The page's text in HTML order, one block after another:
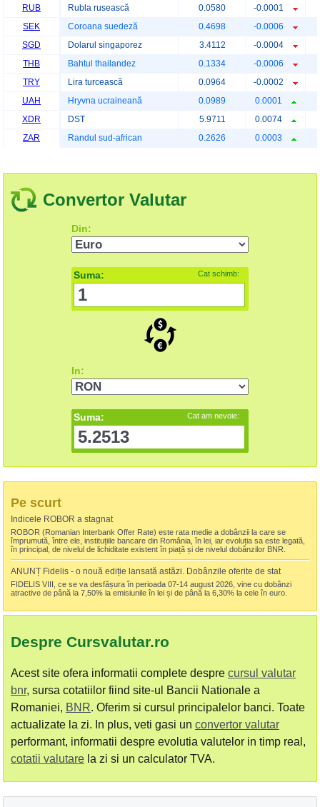
RUB
Rubla rusească 0.0580 -0.0001
SEK
Coroana suedeză 0.4698 -0.0006
SGD
Dolarul singaporez 3.4112 -0.0004
THB
Bahtul thailandez 0.1334 -0.0006
TRY
Lira turcească 0.0964 -0.0002
UAH
Hryvna ucraineană 0.0989 0.0001
XDR
DST 5.9711 0.0074
ZAR
Randul sud-african 0.2626 0.0003
Convertor Valutar
Din:
Suma: Cat schimb:
In:
Suma: Cat am nevoie:
Pe scurt
Indicele ROBOR a stagnat
ROBOR (Romanian Interbank Offer Rate) este rata medie a dobânzii la care se
împrumută, între ele, instituțiile bancare din România, în lei, iar evoluția sa este legată,
în principal, de nivelul de lichiditate existent în piață și de nivelul dobânzilor BNR.
ANUNȚ Fidelis - o nouă ediție lansată astăzi. Dobânzile oferite de stat
FIDELIS VIII, ce se va desfășura în perioada 07-14 august 2026, vine cu dobânzi
atractive de până la 7,50% la emisiunile în lei și de până la 6,30% la cele în euro.
Despre Cursvalutar.ro
Acest site ofera informatii complete despre cursul valutar
bnr, sursa cotatiilor fiind site-ul Bancii Nationale a
Romaniei, BNR. Oferim si cursul principalelor banci. Toate
actualizate la zi. In plus, veti gasi un convertor valutar
performant, informatii despre evolutia valutelor in timp real,
cotatii valutare la zi si un calculator TVA.